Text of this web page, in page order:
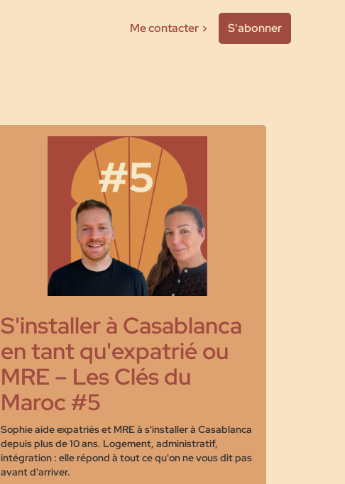
Me contacter S'abonner
S'installer à Casablanca
en tant qu'expatrié ou
MRE – Les Clés du
Maroc #5
Sophie aide expatriés et MRE à s'installer à Casablanca
depuis plus de 10 ans. Logement, administratif,
intégration : elle répond à tout ce qu'on ne vous dit pas
avant d'arriver.